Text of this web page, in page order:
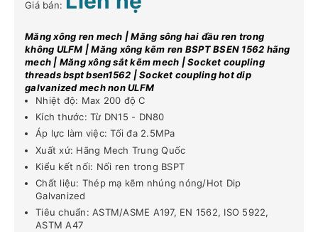
Giá bán:
Măng xông ren mech | Măng sông hai đầu ren trong
không ULFM | Măng xông kẽm ren BSPT BSEN 1562 hãng
mech | Măng xông sắt kẽm mech | Socket coupling
threads bspt bsen1562 | Socket coupling hot dip
galvanized mech non ULFM
Nhiệt độ: Max 200 độ C
Kích thước: Từ DN15 - DN80
Áp lực làm việc: Tối đa 2.5MPa
Xuất xứ: Hãng Mech Trung Quốc
Kiểu kết nối: Nối ren trong BSPT
Chất liệu: Thép mạ kẽm nhúng nóng/Hot Dip
Galvanized
Tiêu chuẩn: ASTM/ASME A197, EN 1562, ISO 5922,
ASTM A47